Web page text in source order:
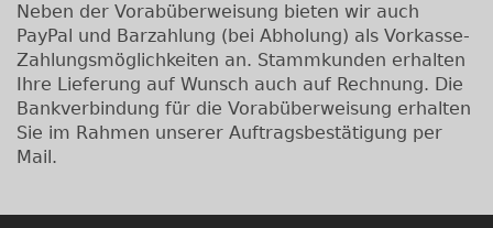
Neben der Vorabüberweisung bieten wir auch
PayPal und Barzahlung (bei Abholung) als Vorkasse-
Zahlungsmöglichkeiten an. Stammkunden erhalten
Ihre Lieferung auf Wunsch auch auf Rechnung. Die
Bankverbindung für die Vorabüberweisung erhalten
Sie im Rahmen unserer Auftragsbestätigung per
Mail.